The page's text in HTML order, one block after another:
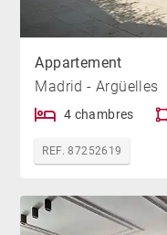
Appartement
Madrid - Argüelles
4 chambres
REF. 87252619